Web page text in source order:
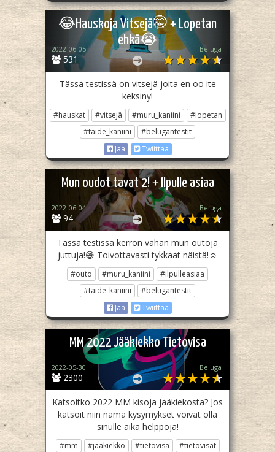
😂Hauskoja Vitsejä🤭 + Lopetan
ehkä😭
531
2022-06-05 Beluga
Tässä testissä on vitsejä joita en oo ite
keksiny!
#hauskat #vitsejä #muru_kaniini
#lopetan
#taide_kaniini
#belugantestit
Jaa
Twiittaa
Mun oudot tavat 2! + Ilpulle asiaa
94
2022-06-04 Beluga
Tässä testissä kerron vähän mun outoja
juttuja!😅 Toivottavasti tykkäät näistä!☺️
#outo #muru_kaniini
#ilpulleasiaa
#taide_kaniini
#belugantestit
Jaa
Twiittaa
MM 2022 Jääkiekko Tietovisa
2300
2022-05-30 Beluga
Katsoitko 2022 MM kisoja jääkiekosta? Jos
katsoit niin nämä kysymykset voivat olla
sinulle aika helppoja!
#mm #jääkiekko #tietovisa
#tietovisat